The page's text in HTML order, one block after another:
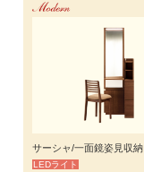
サーシャ/一面鏡姿見収納
LEDライト